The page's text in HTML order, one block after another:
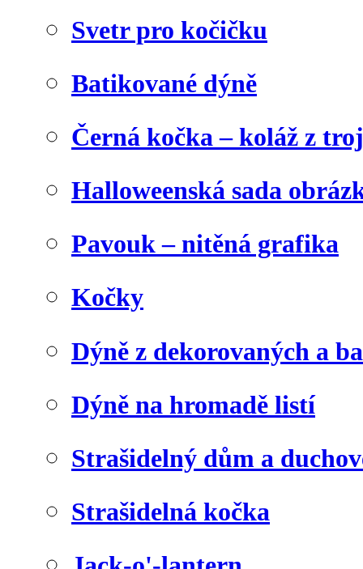
Svetr pro kočičku
Batikované dýně
Černá kočka – koláž z
Halloweenská sada
Pavouk – nitěná grafika
Kočky
Dýně z dekorovaných a
Dýně na hromadě listí
Strašidelný dům a
Strašidelná kočka